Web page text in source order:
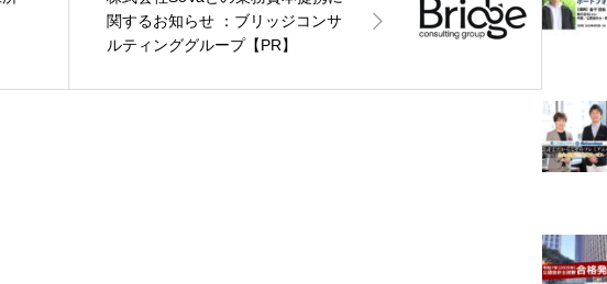
関するお知らせ ：ブリッジコンサ
ルティンググループ【PR】